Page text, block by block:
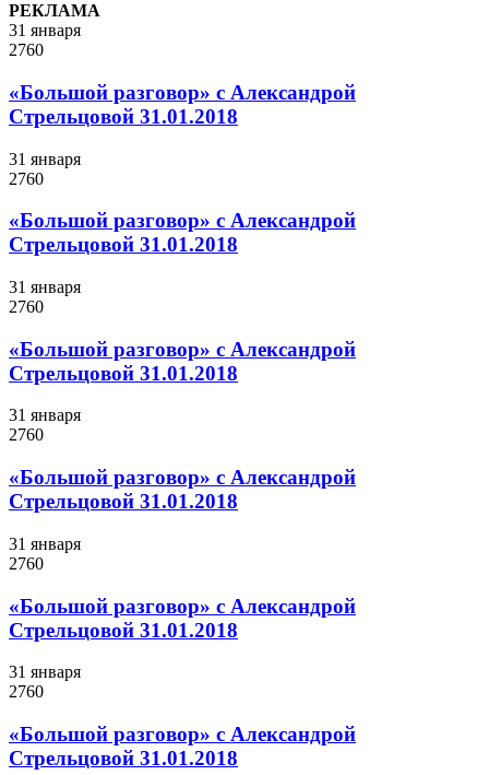
РЕКЛАМА
31 января
2760
«Большой разговор» с Александрой
Стрельцовой 31.01.2018
31 января
2760
«Большой разговор» с Александрой
Стрельцовой 31.01.2018
31 января
2760
«Большой разговор» с Александрой
Стрельцовой 31.01.2018
31 января
2760
«Большой разговор» с Александрой
Стрельцовой 31.01.2018
31 января
2760
«Большой разговор» с Александрой
Стрельцовой 31.01.2018
31 января
2760
«Большой разговор» с Александрой
Стрельцовой 31.01.2018